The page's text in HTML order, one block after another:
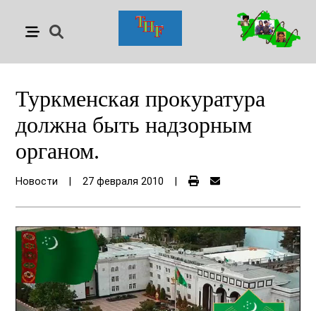
Туркменская прокуратура
должна быть надзорным
органом.
Новости 27 февраля 2010